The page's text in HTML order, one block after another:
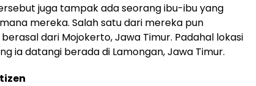
juga tampak ada seorang ibu-ibu yang
mereka. Salah satu dari mereka pun
dari Mojokerto, Jawa Timur. Padahal lokasi
ia datangi berada di Lamongan, Jawa Timur.